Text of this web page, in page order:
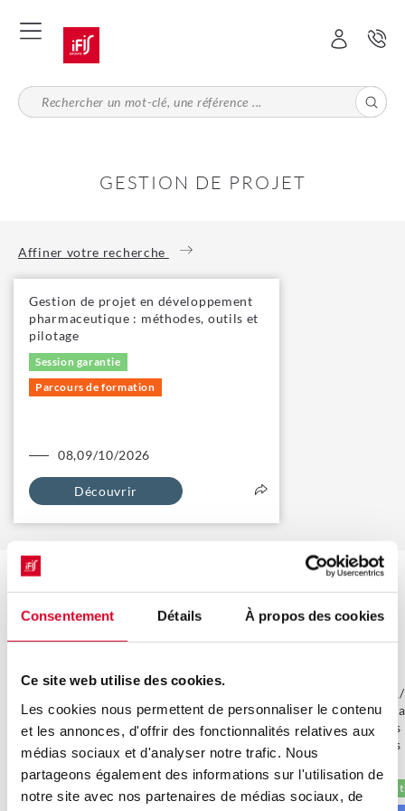
Consentement Détails À propos des cookies
Ce site web utilise des cookies.
Les cookies nous permettent de personnaliser le contenu
et les annonces, d'offrir des fonctionnalités relatives aux
médias sociaux et d'analyser notre trafic. Nous
partageons également des informations sur l'utilisation de
notre site avec nos partenaires de médias sociaux, de
au
principal
GESTION DE PROJET
Affiner votre recherche
Gestion de projet en développement
pharmaceutique : méthodes, outils et
pilotage
Session garantie
Parcours de formation
08,09/10/2026
Découvrir
NOS FORMATIONS LES PLUS
CONSULTÉES
méthodes et les outils de l'audit
qualité
Session garantie
Nouveau programme
Parcours de formation
Parcours
Session